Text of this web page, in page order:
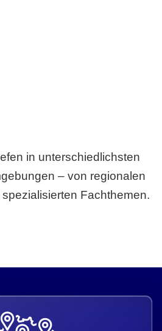
in unterschiedlichsten
– von regionalen
Fachthemen.